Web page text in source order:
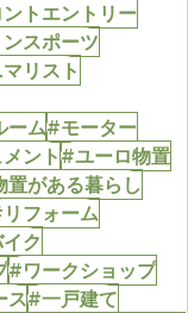
トエントリー
スポーツ
リスト
ーム#モーター
ント#ユーロ物置
がある暮らし
フォーム
ク
#ワークショップ
ス#一戸建て